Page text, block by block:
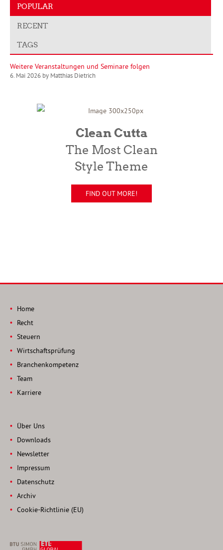
POPULAR
RECENT
TAGS
Weitere Veranstaltungen und Seminare folgen
6. Mai 2026 by Matthias Dietrich
Clean Cutta
The Most Clean
Style Theme
FIND OUT MORE!
Home
Recht
Steuern
Wirtschaftsprüfung
Branchenkompetenz
Team
Karriere
Über Uns
Downloads
Newsletter
Impressum
Datenschutz
Archiv
Cookie-Richtlinie (EU)